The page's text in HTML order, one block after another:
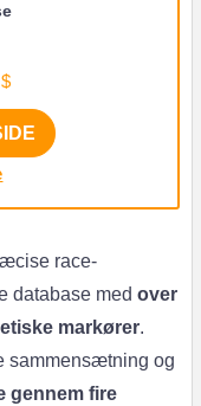
race-
database medover
markører.
sammensætning og
gennem fire